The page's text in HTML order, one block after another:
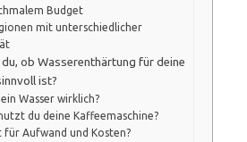
Budget
mit unterschiedlicher
ob Wasserenthärtung für deine
ist?
Wasser wirklich?
du deine Kaffeemaschine?
für Aufwand und Kosten?